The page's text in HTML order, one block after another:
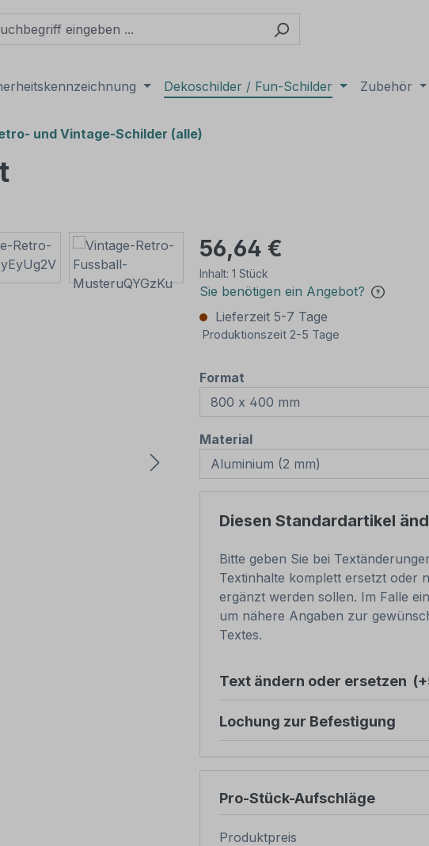
Dekoschilder / Fun-Schilder Zubehör
und Vintage-Schilder (alle)
56,64 €
Inhalt: 1 Stück
Sie benötigen ein Angebot?
Lieferzeit 5-7 Tage
Produktionszeit 2-5 Tage
Format
Materialauswählen
Diesen Standardartikel
Bitte geben Sie bei
Textinhalte komplett ersetzt oder
ergänzt werden sollen. Im Falle
um nähere Angaben zur
Textes.
Text ändern oder ersetzen
Lochung zur Befestigung
Pro-Stück-Aufschläge
Produktpreis